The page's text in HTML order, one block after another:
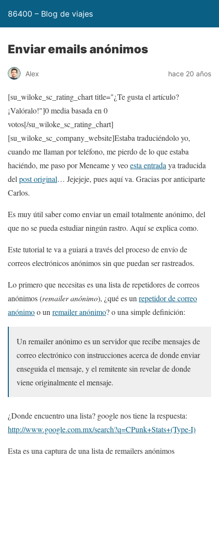
86400 – Blog de viajes
Enviar emails anónimos
Alex hace 20 años
[su_wiloke_sc_rating_chart title="¿Te gusta el artículo?
¡Valóralo!"]0media basada en 0
votos[/su_wiloke_sc_rating_chart]
[su_wiloke_sc_company_website]Estaba traduciéndolo yo,
cuando me llaman por teléfono, me pierdo de lo que estaba
haciéndo, me paso por Meneame y veoesta entrada ya traducida
del post original… Jejejeje, pues aquí va. Gracias por anticiparte
Carlos.
Es muy útil saber como enviar un email totalmente anónimo, del
que no se pueda estudiar ningún rastro. Aquí se explica como.
Este tutorial te va a guiará a través del proceso de envío de
correos electrónicos anónimos sin que puedan ser rastreados.
Lo primero que necesitas es una lista de repetidores de correos
anónimos (remailer anónimo), ¿qué es un repetidor de correo
anónimoo un remailer anónimo? o una simple definición:
Un remailer anónimo es un servidor que recibe mensajes de
correo electrónico con instrucciones acerca de donde enviar
enseguida el mensaje, y el remitente sin revelar de donde
viene originalmente el mensaje.
¿Donde encuentro una lista? google nos tiene la respuesta:
http://www.google.com.mx/search?q=CPunk+Stats+(Type-I)
Esta es una captura de una lista de remailers anónimos